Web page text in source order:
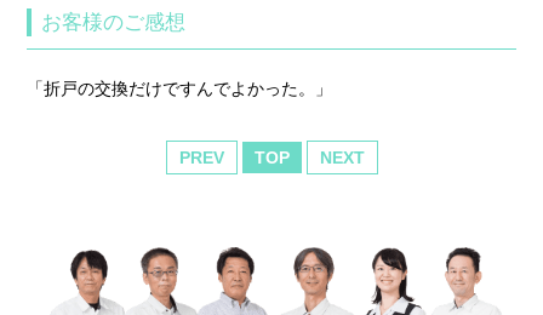
お客様のご感想
「折戸の交換だけですんでよかった。」
PREV TOP NEXT